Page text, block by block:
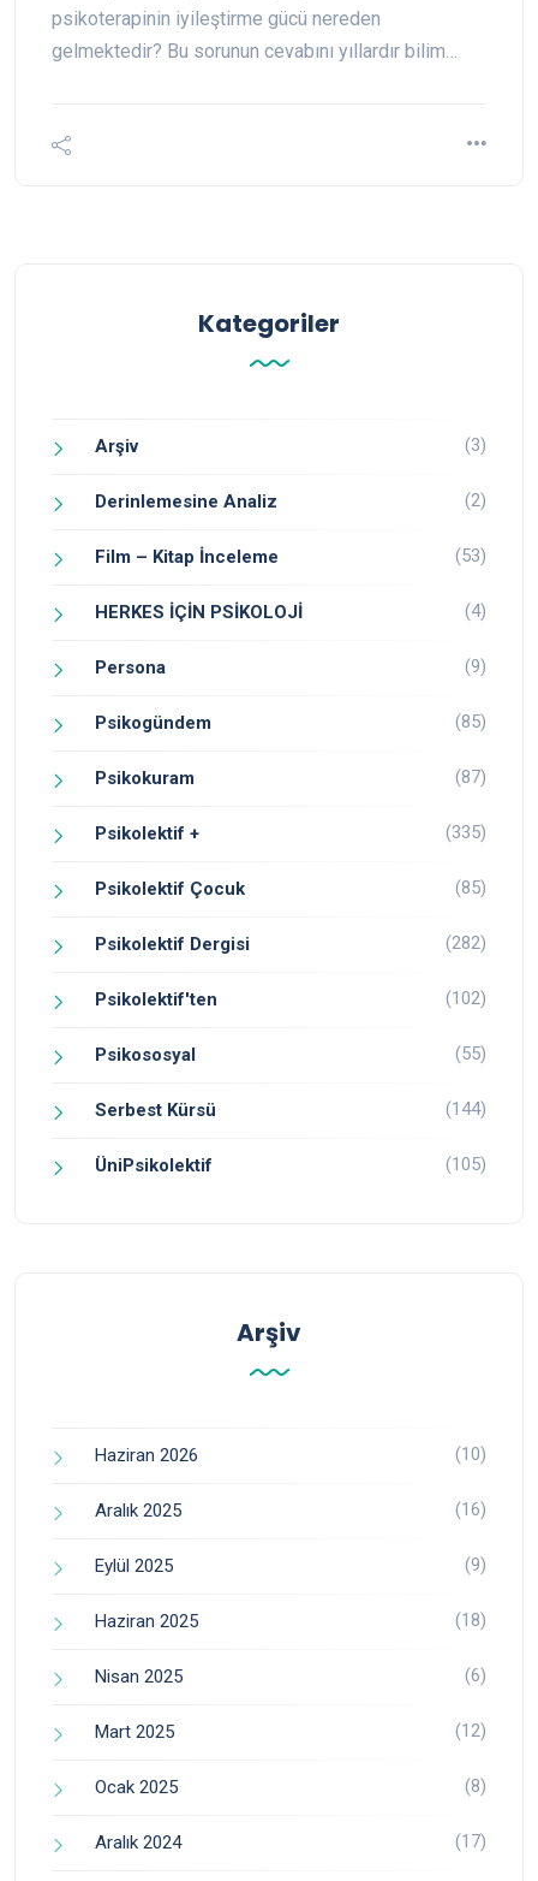
psikoterapinin iyileştirme gücü nereden
gelmektedir? Bu sorunun cevabını yıllardır bilim…
Kategoriler
Arşiv (3)
Derinlemesine Analiz (2)
Film – Kitap İnceleme (53)
HERKES İÇİN PSİKOLOJİ (4)
Persona (9)
Psikogündem (85)
Psikokuram (87)
Psikolektif + (335)
Psikolektif Çocuk (85)
Psikolektif Dergisi (282)
Psikolektif'ten (102)
Psikososyal (55)
Serbest Kürsü (144)
ÜniPsikolektif (105)
Arşiv
Haziran 2026 (10)
Aralık 2025 (16)
Eylül 2025 (9)
Haziran 2025 (18)
Nisan 2025 (6)
Mart 2025 (12)
Ocak 2025 (8)
Aralık 2024 (17)